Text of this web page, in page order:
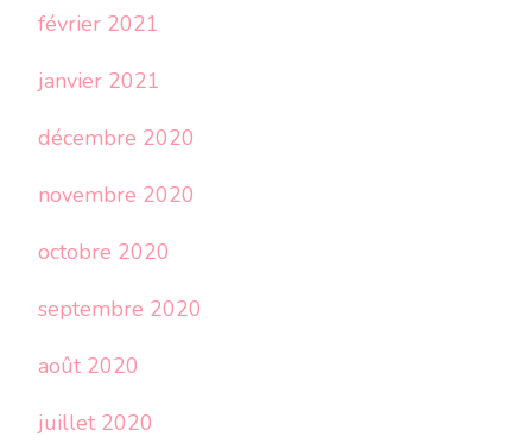
février 2021
janvier 2021
décembre 2020
novembre 2020
octobre 2020
septembre 2020
août 2020
juillet 2020